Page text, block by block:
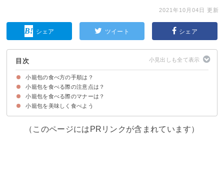
2021年10月04日 更新
シェア ツイート シェア
目次
小籠包の食べ方の手順は？
①食べる前に薬味や酢醤油を準備する
②小籠包の頭の部分をつまんでタレにつける
③小籠包をレンゲに乗せる
④薬味の千切り生姜を乗せる
⑤小籠包を割ってスープを飲む
⑥小籠包を食べる
小籠包を食べる際の注意点は？
舌が火傷をしないように気をつける
小籠包を食べる際のマナーは？
①レンゲを使って食べる
②中国ではお皿を持たない
小籠包を美味しく食べよう
（このページにはPRリンクが含まれています）